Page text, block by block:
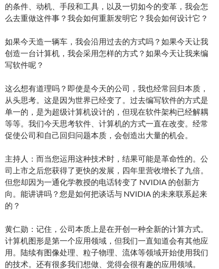
的条件、动机、手段和工具，以及一切如今的变革，我会怎
么去重做这件事？我会如何重新发明它？我会如何设计它？
如果今天造一辆车，我会沿用过去的方式吗？如果今天让我
创造一台计算机，我会采用怎样的方式？如果今天让我来编
写软件呢？
这么想有道理吗？即使是今天的公司，我也经常回归本质，
从头思考。这是因为世界已经变了。过去编写软件的方式是
单一的，是为超级计算机设计的，但现在软件架构已经解耦
等等。我们今天思考软件、计算机的方式一直在改变。经常
促使公司和自己回归问题本质，会创造出大量的机会。
主持人：而当您运用这种技术时，结果可能是革命性的。公
司上市之后您获得了更快的发展，四年里营收增长了九倍。
但您却因为一通化学教授的电话转变了 NVIDIA 的创新方
向。能讲讲吗？您是如何把谈话与 NVIDIA 的未来联系起来
的？
黄仁勋：记住，公司本质上是在开创一种全新的计算方式。
计算机图形是第一个应用领域，但我们一直知道会有其他应
用。陆续有图像处理、粒子物理、流体等领域开始使用我们
的技术。还有很多我们想做、觉得会很有趣的应用领域。